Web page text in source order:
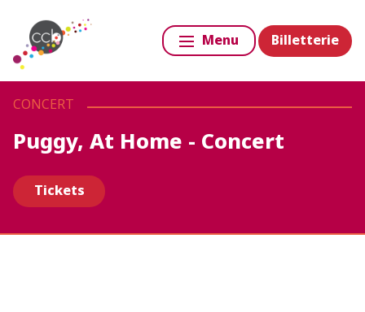
Billetterie
Menu
CONCERT
Puggy, At Home - Concert
Tickets